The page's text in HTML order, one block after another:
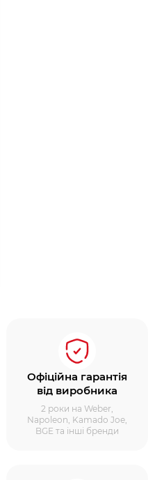
Офіційна гарантія
від виробника
2 роки на Weber,
Napoleon, Kamado Joe,
BGE та інші бренди